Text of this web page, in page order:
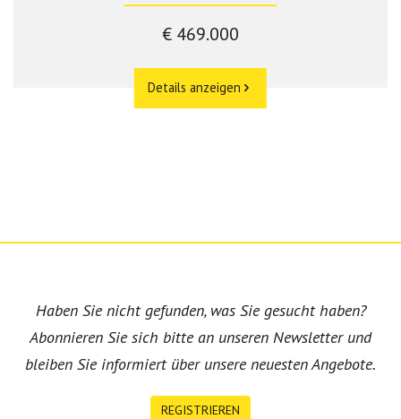
€ 469.000
Details anzeigen
Haben Sie nicht gefunden, was Sie gesucht haben?
Abonnieren Sie sich bitte an unseren Newsletter und
bleiben Sie informiert über unsere neuesten Angebote.
REGISTRIEREN